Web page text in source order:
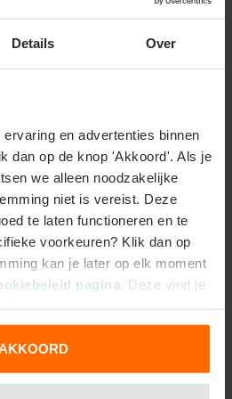
Details Over
en advertenties binnen
dan op de knop 'Akkoord'. Als je
we alleen noodzakelijke
niet is vereist. Deze
te laten functioneren en te
voorkeuren? Klik dan op
kan je later op elk moment
pagina . Deze vind je
31 derdendie uw gegevens
in hetAT&T Stadium,Dallas
MetLife Stadium,New
verplaatst zich daarmee
steden en eindigt
de grootste stadions van de
Die logistieke uitdaging
zo uniek als het speelschema